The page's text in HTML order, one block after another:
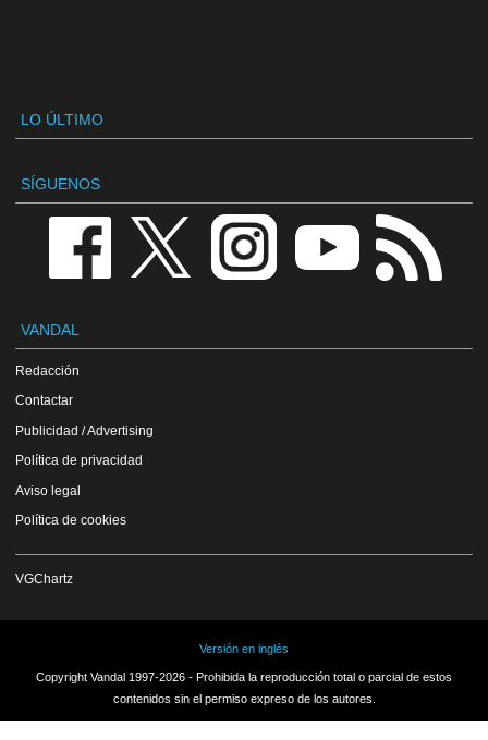
LO ÚLTIMO
SÍGUENOS
VANDAL
Redacción
Contactar
Publicidad / Advertising
Política de privacidad
Aviso legal
Política de cookies
VGChartz
Versión en inglés
Copyright Vandal 1997-2026 - Prohibida la reproducción total o parcial de estos
contenidos sin el permiso expreso de los autores.